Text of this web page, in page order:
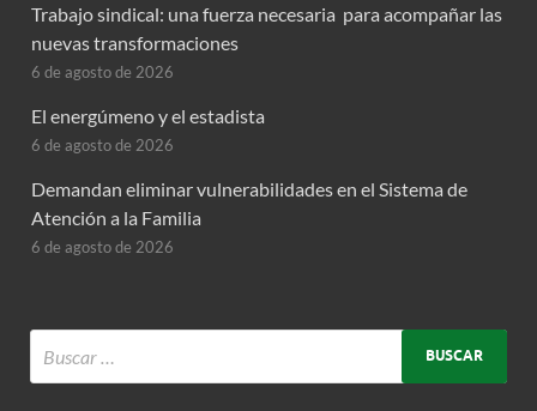
Trabajo sindical: una fuerza necesaria para acompañar las
nuevas transformaciones
6 de agosto de 2026
El energúmeno y el estadista
6 de agosto de 2026
Demandan eliminar vulnerabilidades en el Sistema de
Atención a la Familia
6 de agosto de 2026